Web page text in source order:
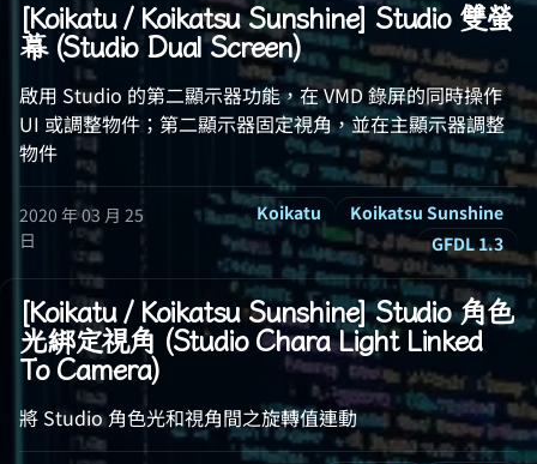
[Koikatu / Koikatsu Sunshine] Studio 雙螢
幕 (Studio Dual Screen)
啟用 Studio 的第二顯示器功能，在 VMD 錄屏的同時操作
UI 或調整物件；第二顯示器固定視角，並在主顯示器調整
物件
2020 年 03 月 25
日
Koikatu
Koikatsu Sunshine
GFDL 1.3
[Koikatu / Koikatsu Sunshine] Studio 角色
光綁定視角 (Studio Chara Light Linked
To Camera)
將 Studio 角色光和視角間之旋轉值連動